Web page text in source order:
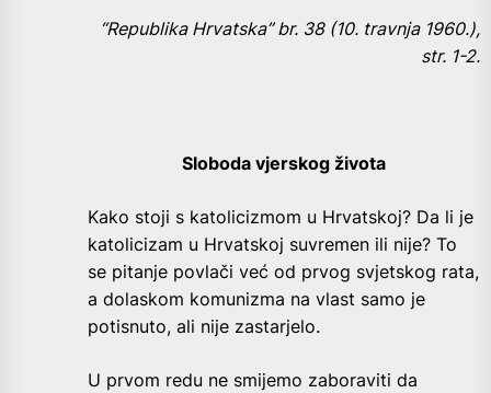
“Republika Hrvatska” br. 38 (10. travnja 1960.),
str. 1-2.
Sloboda vjerskog života
Kako stoji s katolicizmom u Hrvatskoj? Da li je
katolicizam u Hrvatskoj suvremen ili nije? To
se pitanje povlači već od prvog svjetskog rata,
a dolaskom komunizma na vlast samo je
potisnuto, ali nije zastarjelo.
U prvom redu ne smijemo zaboraviti da